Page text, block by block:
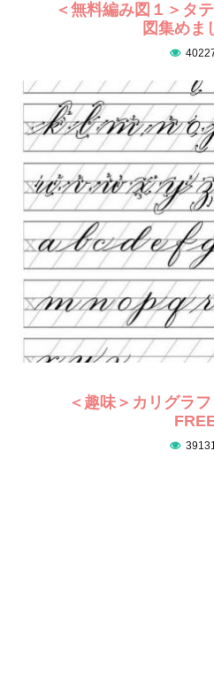
＜無料編み図１＞タ
図集めま
＜趣味＞カリグラ
39131